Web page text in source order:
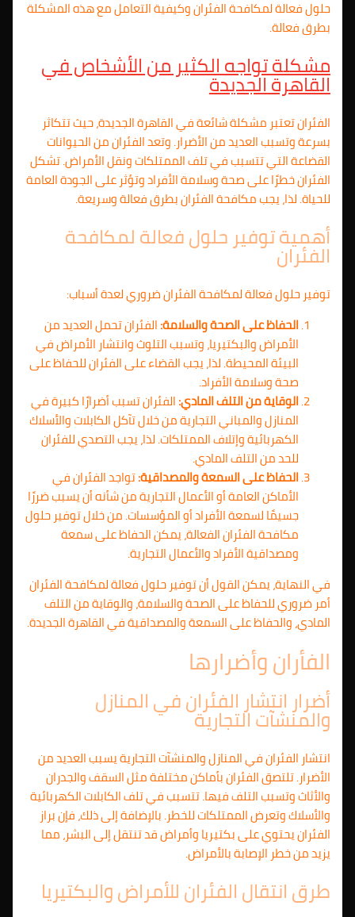
حلول فعالة لمكافحة الفئران وكيفية التعامل مع هذه المشكلة
بطرق فعالة.
مشكلة تواجه الكثير من الأشخاص في
القاهرة الجديدة
الفئران تعتبر مشكلة شائعة في القاهرة الجديدة، حيث تتكاثر
بسرعة وتسبب العديد من الأضرار. وتعد الفئران من الحيوانات
القضاعة التي تتسبب في تلف الممتلكات ونقل الأمراض. تشكل
الفئران خطرًا على صحة وسلامة الأفراد وتؤثر على الجودة العامة
للحياة. لذا، يجب مكافحة الفئران بطرق فعالة وسريعة.
أهمية توفير حلول فعالة لمكافحة
الفئران
توفير حلول فعالة لمكافحة الفئران ضروري لعدة أسباب:
الحفاظ على الصحة والسلامة:الفئران تحمل العديد من
الأمراض والبكتيريا، وتسبب التلوث وانتشار الأمراض في
البيئة المحيطة. لذا، يجب القضاء على الفئران للحفاظ على
صحة وسلامة الأفراد.
الوقاية من التلف المادي:الفئران تسبب أضرارًا كبيرة في
المنازل والمباني التجارية من خلال تآكل الكابلات والأسلاك
الكهربائية وإتلاف الممتلكات. لذا، يجب التصدي للفئران
للحد من التلف المادي.
الحفاظ على السمعة والمصداقية:تواجد الفئران في
الأماكن العامة أو الأعمال التجارية من شأنه أن يسبب ضررًا
جسيمًا لسمعة الأفراد أو المؤسسات. من خلال توفير حلول
مكافحة الفئران الفعالة، يمكن الحفاظ على سمعة
ومصداقية الأفراد والأعمال التجارية.
في النهاية، يمكن القول أن توفير حلول فعالة لمكافحة الفئران
أمر ضروري للحفاظ على الصحة والسلامة، والوقاية من التلف
المادي، والحفاظ على السمعة والمصداقية في القاهرة الجديدة.
الفأران وأضرارها
أضرار انتشار الفئران في المنازل
والمنشآت التجارية
انتشار الفئران في المنازل والمنشآت التجارية يسبب العديد من
الأضرار. تلتصق الفئران بأماكن مختلفة مثل السقف والجدران
والأثاث وتسبب التلف فيها. تتسبب في تلف الكابلات الكهربائية
والأسلاك وتعرض الممتلكات للخطر. بالإضافة إلى ذلك، فإن براز
الفئران يحتوي على بكتيريا وأمراض قد تنتقل إلى البشر، مما
يزيد من خطر الإصابة بالأمراض.
طرق انتقال الفئران للأمراض والبكتيريا